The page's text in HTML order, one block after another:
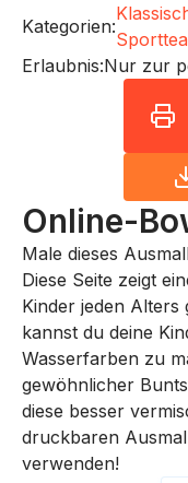
Kategorien:
Erlaubnis:Nur zur
Online-
Male dieses
Diese Seite zeigt
Kinder jeden Alters
kannst du deine
Wasserfarben zu
gewöhnlicher
diese besser
druckbaren
verwenden!